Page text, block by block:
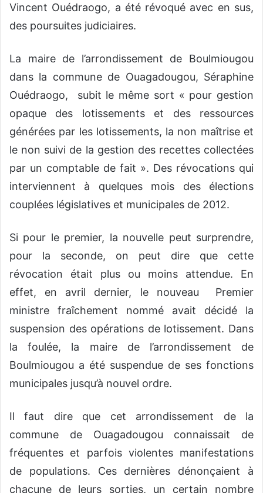
Vincent Ouédraogo, a été révoqué avec en sus,
des poursuites judiciaires.
La maire de l’arrondissement de Boulmiougou
dans la commune de Ouagadougou, Séraphine
Ouédraogo, subit le même sort « pour gestion
opaque des lotissements et des ressources
générées par les lotissements, la non maîtrise et
le non suivi de la gestion des recettes collectées
par un comptable de fait ». Des révocations qui
interviennent à quelques mois des élections
couplées législatives et municipales de 2012.
Si pour le premier, la nouvelle peut surprendre,
pour la seconde, on peut dire que cette
révocation était plus ou moins attendue. En
effet, en avril dernier, le nouveau Premier
ministre fraîchement nommé avait décidé la
suspension des opérations de lotissement. Dans
la foulée, la maire de l’arrondissement de
Boulmiougou a été suspendue de ses fonctions
municipales jusqu’à nouvel ordre.
Il faut dire que cet arrondissement de la
commune de Ouagadougou connaissait de
fréquentes et parfois violentes manifestations
de populations. Ces dernières dénonçaient à
chacune de leurs sorties, un certain nombre